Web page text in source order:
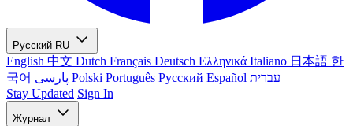
Русский RU
English 中文 Dutch Français Deutsch Ελληνικά Italiano 日本語 한
국어
Polski Português Русский Español עברית
Stay Updated Sign In
Журнал